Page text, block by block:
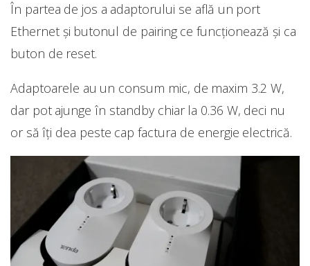
În partea de jos a adaptorului se află un port
Ethernet și butonul de pairing ce funcționează și ca
buton de reset.
Adaptoarele au un consum mic, de maxim 3.2 W,
dar pot ajunge în standby chiar la 0.36 W, deci nu
or să îți dea peste cap factura de energie electrică.